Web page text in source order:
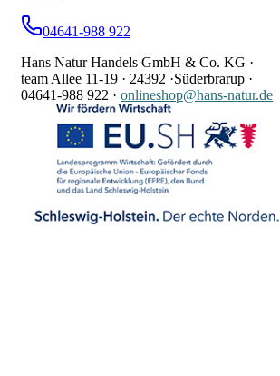
04641-988 922
Hans Natur Handels GmbH & Co. KG ·
team Allee 11-19 · 24392 ·Süderbrarup ·
04641-988 922 · onlineshop@hans-natur.de